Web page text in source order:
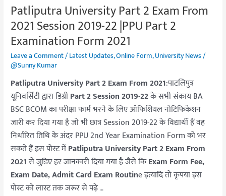
Patliputra University Part 2 Exam From
2021 Session 2019-22 |PPU Part 2
Examination Form 2021
Leave a Comment/Latest Updates,Online Form,University News/
@Sunny Kumar
Patliputra University Part 2 Exam From 2021:पाटलिपुत्र
यूनिवर्सिटी द्वारा डिग्रीPart 2 Session 2019-22के सभी संकाय BA
BSC BCOM का परीक्षा फार्म भरने के लिए ऑफिशियल नोटिफिकेशन
जारी कर दिया गया है जो भी छात्र Session 2019-22 के विद्यार्थी हैं वह
निर्धारित तिथि के अंदर PPU 2nd Year Examination Form को भर
सकते हैं इस पोस्ट मेंPatliputra University Part 2 Exam From
2021से जुड़िए हर जानकारी दिया गया है जैसे किExam Form Fee,
Exam Date, Admit Card Exam Routine इत्यादि तो कृपया इस
पोस्ट को लास्ट तक जरूर से पढ़े…
Patliputra
University
Part
2
Exam
From
2021
Session
2019-
22
|PPU
Part
2
Examination
Form
Patliputra
University
Part
2
Exam
From
2021
Session
2019-
22
|PPU
Part
2
Examination
Form